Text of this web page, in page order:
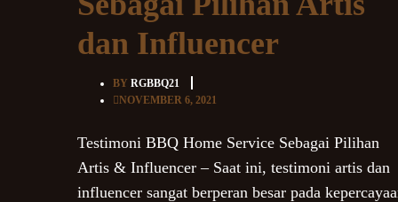
dan Influencer
BY RGBBQ21
NOVEMBER 6, 2021
Testimoni BBQ Home Service Sebagai Pilihan
Artis & Influencer – Saat ini, testimoni artis dan
influencer sangat berperan besar pada